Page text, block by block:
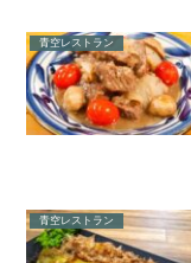
青空レストラン
青空レストラン